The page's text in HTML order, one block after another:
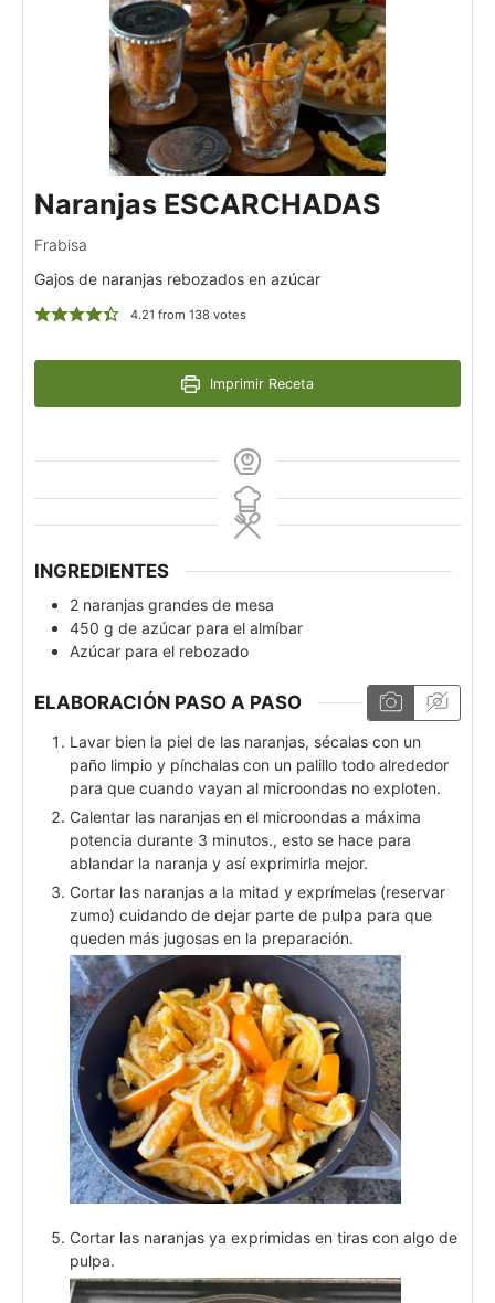
Naranjas ESCARCHADAS
Frabisa
Gajos de naranjas rebozados en azúcar
4.21 from 138 votes
Imprimir Receta
INGREDIENTES
2 naranjas grandes de mesa
450 g de azúcar para el almíbar
Azúcar para el rebozado
ELABORACIÓN PASO A PASO
Lavar bien la piel de las naranjas, sécalas con un
paño limpio y pínchalas con un palillo todo alrededor
para que cuando vayan al microondas no exploten.
Calentar las naranjas en el microondas a máxima
potencia durante 3 minutos., esto se hace para
ablandar la naranja y así exprimirla mejor.
Cortar las naranjas a la mitad y exprímelas (reservar
zumo) cuidando de dejar parte de pulpa para que
queden más jugosas en la preparación.
Cortar las naranjas ya exprimidas en tiras con algo de
pulpa.